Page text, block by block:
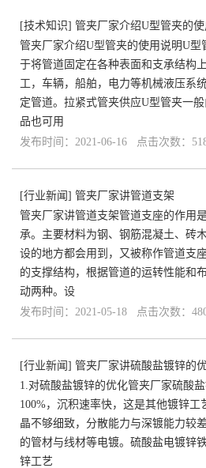
[技术知识] 管夹厂家介绍U型管夹的使
管夹厂家介绍U型管夹的使用说明U型
于将管道固定在各种表面和支承结构
工，车辆，船舶，电力等机械液压系
定管道。拉紧式管夹供应U型管夹一
品也可用
发布时间：2021-06-16 点击次数：
[行业新闻 ] 管夹厂家讲管道支架
管夹厂家讲管道支架管道支座的作用
承。主要材料为钢、钢筋混凝土、砖
设的地方都会用到，又被称作管道支
的支撑结构，根据管道的运转性能和
动两种。设
发布时间：2021-05-18 点击次数：
[行业新闻 ] 管夹厂家讲硫酸盐镀锌的
1.对硫酸盐镀锌的优化管夹厂家硫酸
100%，沉积速率快，这是其他镀锌
晶不够细致，分散能力与深镀能力较
的管材与线材等电镀。硫酸盐电镀锌
锌工艺